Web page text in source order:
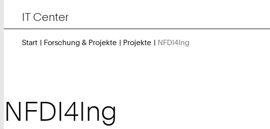
IT Center
Start Forschung & Projekte Projekte NFDI4Ing
NFDI4Ing